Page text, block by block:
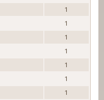
1
1
1
1
1
1
1